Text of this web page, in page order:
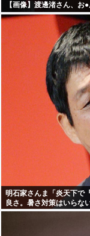
【画像】渡邊渚さん、お
明石家さんま「炎天下で
良さ。暑さ対策はいらない